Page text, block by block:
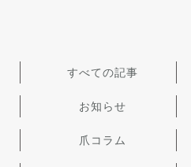
すべての記事
お知らせ
爪コラム